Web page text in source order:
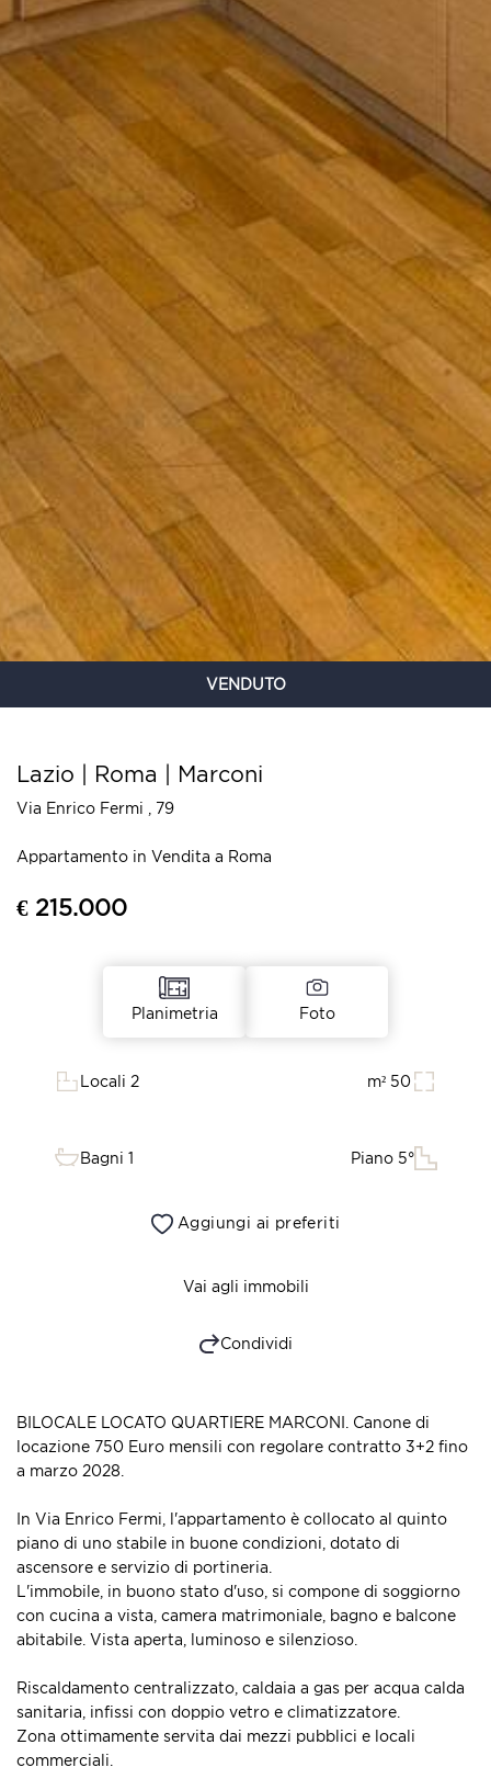
VENDUTO
Lazio | Roma | Marconi
Via Enrico Fermi , 79
Appartamento in Vendita a Roma
€ 215.000
Planimetria Foto
Locali 2 m² 50
Bagni 1 Piano 5°
Aggiungi ai preferiti
Vai agli immobili
Condividi
BILOCALE LOCATO QUARTIERE MARCONI. Canone di
locazione 750 Euro mensili con regolare contratto 3+2 fino
a marzo 2028.
In Via Enrico Fermi, l'appartamento è collocato al quinto
piano di uno stabile in buone condizioni, dotato di
ascensore e servizio di portineria.
L'immobile, in buono stato d'uso, si compone di soggiorno
con cucina a vista, camera matrimoniale, bagno e balcone
abitabile. Vista aperta, luminoso e silenzioso.
Riscaldamento centralizzato, caldaia a gas per acqua calda
sanitaria, infissi con doppio vetro e climatizzatore.
Zona ottimamente servita dai mezzi pubblici e locali
commerciali.